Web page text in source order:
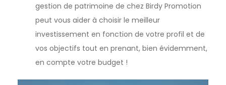
gestion de patrimoine de chez Birdy Promotion
peut vous aider à choisir le meilleur
investissement en fonction de votre profil et de
vos objectifs tout en prenant, bien évidemment,
en compte votre budget !